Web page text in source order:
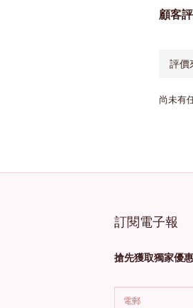
顧客
尚未有
訂閱電子報
搶先獲取獨家優